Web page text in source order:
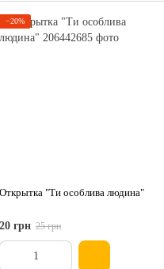
−20%
Открытка "Ти особлива людина"
20 грн 25 грн